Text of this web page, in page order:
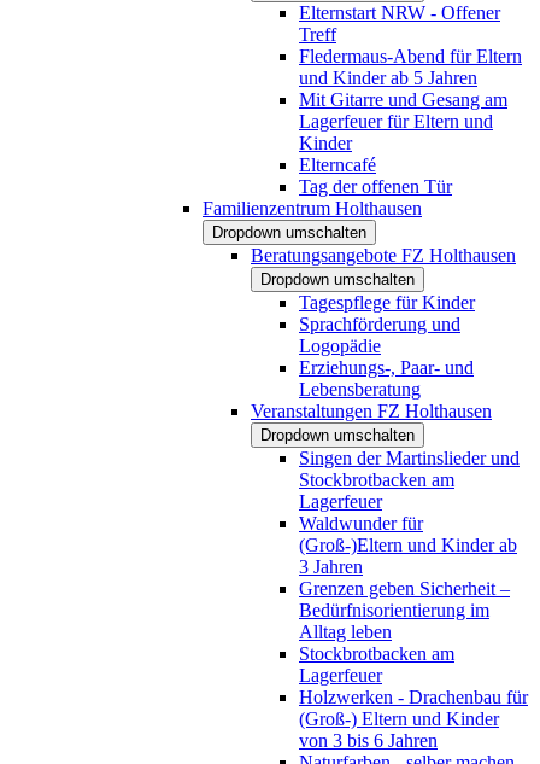
Elternstart NRW - Offener
Treff
Fledermaus-Abend für Eltern
und Kinder ab 5 Jahren
Mit Gitarre und Gesang am
Lagerfeuer für Eltern und
Kinder
Elterncafé
Tag der offenen Tür
Familienzentrum Holthausen
Dropdown umschalten
Beratungsangebote FZ Holthausen
Dropdown umschalten
Tagespflege für Kinder
Sprachförderung und
Logopädie
Erziehungs-, Paar- und
Lebensberatung
Veranstaltungen FZ Holthausen
Dropdown umschalten
Singen der Martinslieder und
Stockbrotbacken am
Lagerfeuer
Waldwunder für
(Groß-)Eltern und Kinder ab
3 Jahren
Grenzen geben Sicherheit –
Bedürfnisorientierung im
Alltag leben
Stockbrotbacken am
Lagerfeuer
Holzwerken - Drachenbau für
(Groß-) Eltern und Kinder
von 3 bis 6 Jahren